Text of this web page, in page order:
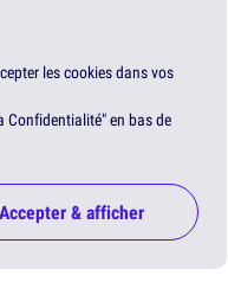
les cookies dans vos
Confidentialité" en bas de
Accepter & afficher